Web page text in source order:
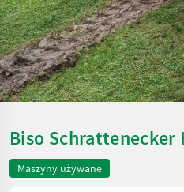
Biso Schrattenecker
Maszyny używane